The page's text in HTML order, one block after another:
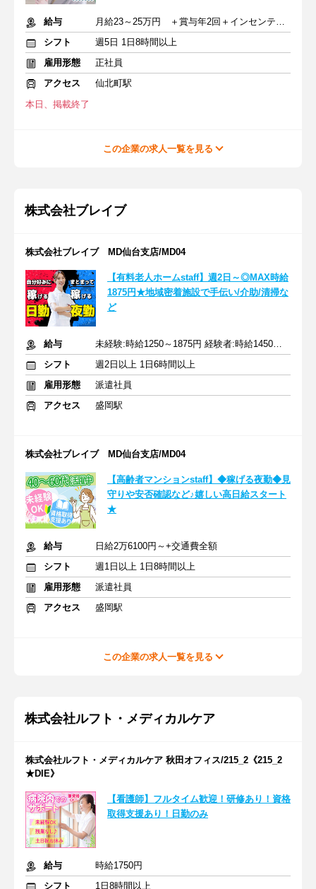
給与
月給23～25万円 ＋賞与年2回＋インセンティブ＋交通費
シフト
週5日 1日8時間以上
雇用形態
正社員
アクセス
仙北町駅
本日、掲載終了
この企業の求人一覧を見る
株式会社ブレイブ
株式会社ブレイブ MD仙台支店/MD04
【有料老人ホームstaff】週2日～◎MAX時給
1875円★地域密着施設で手伝い/介助/清掃な
ど
給与
未経験:時給1250～1875円 経験者:時給1450～2175円+交通費全額
シフト
週2日以上 1日6時間以上
雇用形態
派遣社員
アクセス
盛岡駅
株式会社ブレイブ MD仙台支店/MD04
【高齢者マンションstaff】◆稼げる夜勤◆見
守りや安否確認など♪嬉しい高日給スタート
★
給与
日給2万6100円～+交通費全額
シフト
週1日以上 1日8時間以上
雇用形態
派遣社員
アクセス
盛岡駅
この企業の求人一覧を見る
株式会社ルフト・メディカルケア
株式会社ルフト・メディカルケア 秋田オフィス/215_2《215_2
★DIE》
【看護師】フルタイム歓迎！研修あり！資格
取得支援あり！日勤のみ
給与
時給1750円
シフト
1日8時間以上